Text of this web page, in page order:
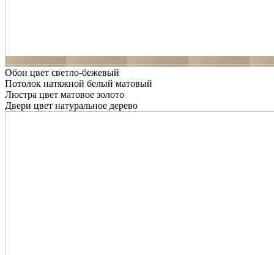
Обои цвет светло-бежевый
Потолок натяжной белый матовый
Люстра цвет матовое золото
Двери цвет натуральное дерево